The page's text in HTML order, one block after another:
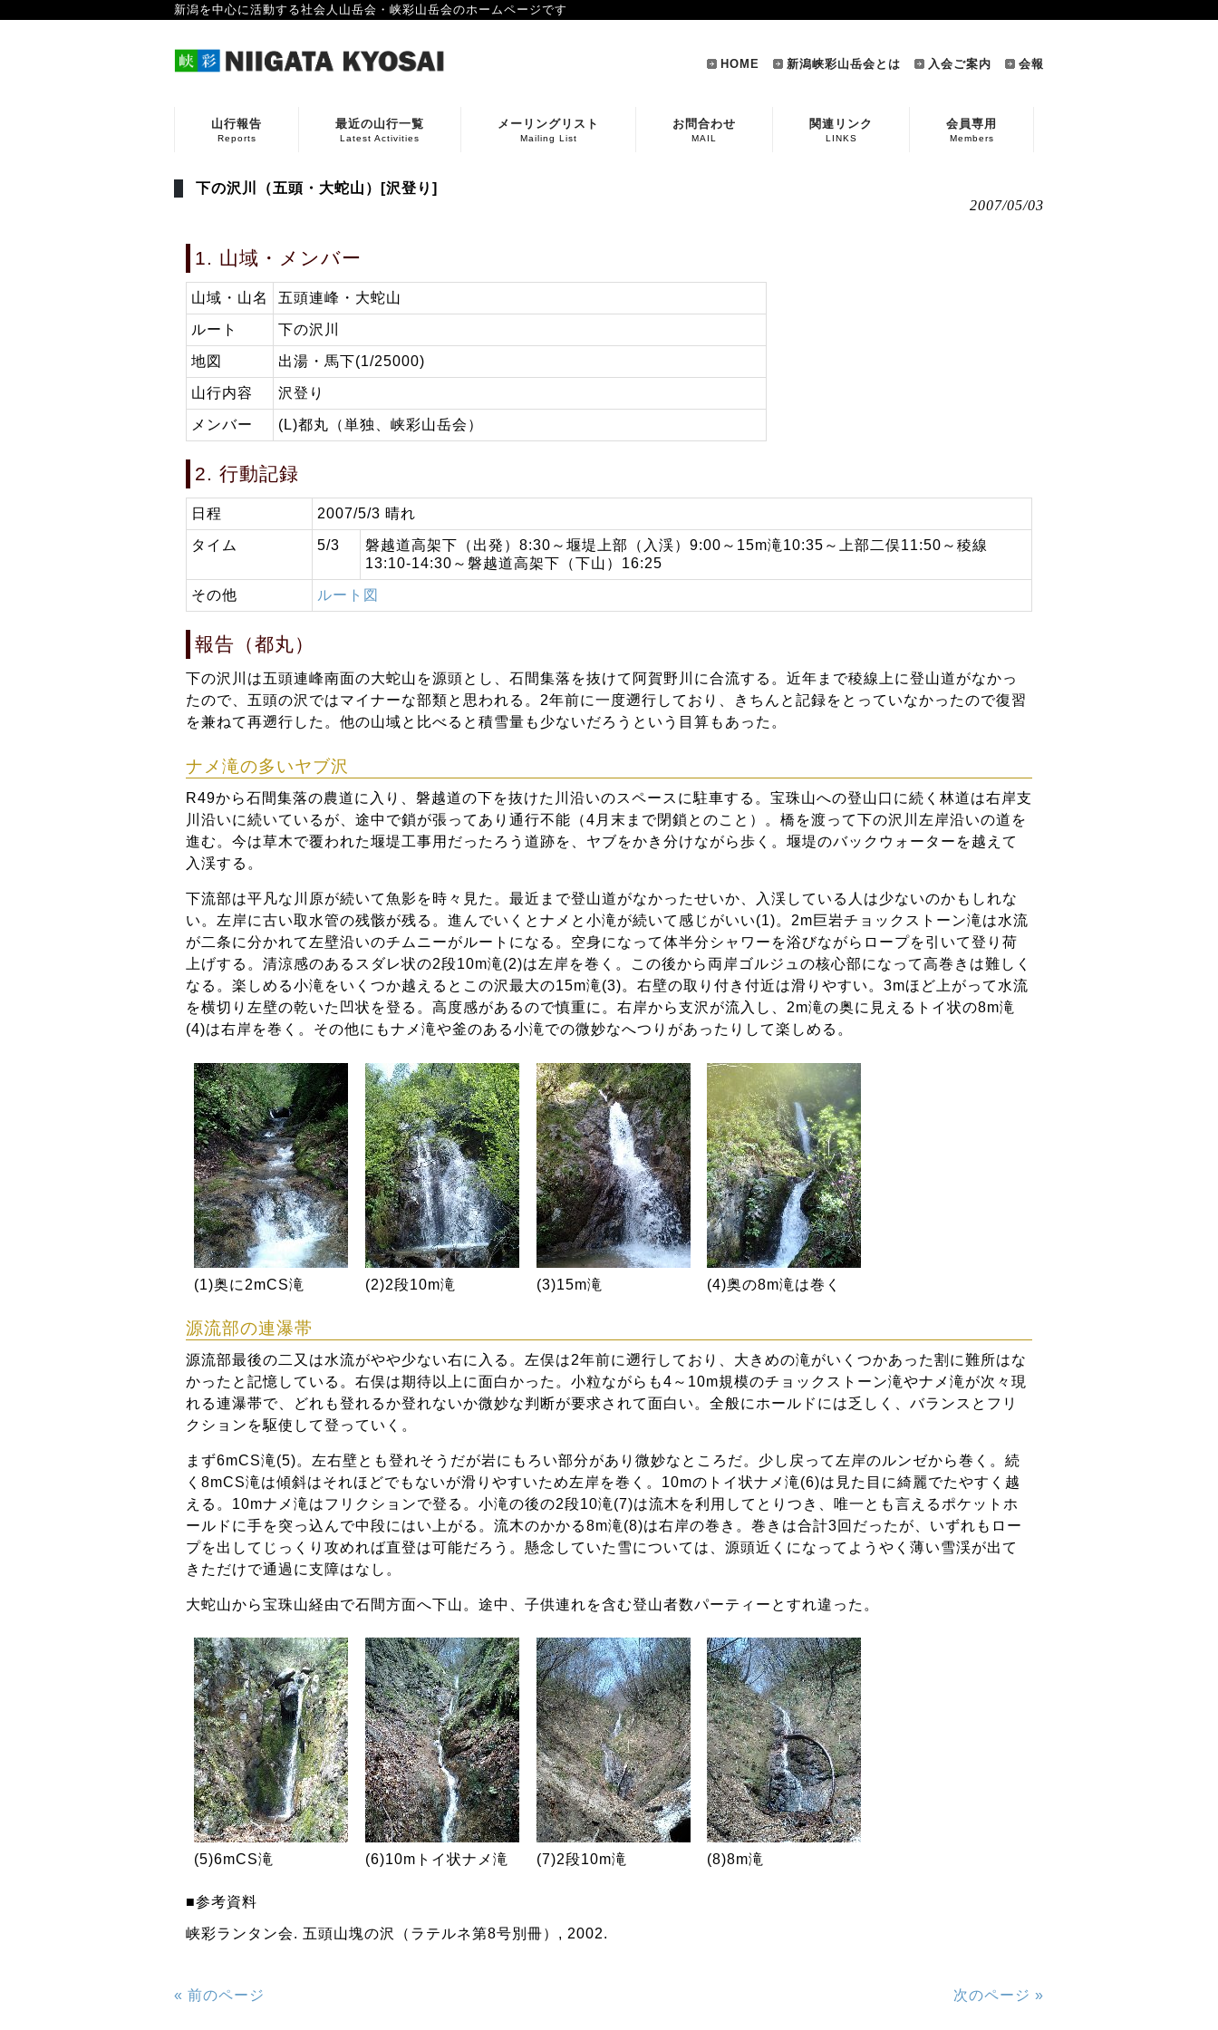
新潟を中心に活動する社会人山岳会・峡彩山岳会のホームページです
HOME 新潟峡彩山岳会とは 入会ご案内 会報
山行報告
Reports
最近の山行一覧
Latest Activities
メーリングリスト
Mailing List
お問合わせ
MAIL
関連リンク
LINKS
会員専用
Members
下の沢川（五頭・大蛇山）[沢登り]
2007/05/03
1. 山域・メンバー
山域・山名 五頭連峰・大蛇山
ルート 下の沢川
地図 出湯・馬下(1/25000)
山行内容 沢登り
メンバー (L)都丸（単独、峡彩山岳会）
2. 行動記録
日程 2007/5/3 晴れ
タイム 5/3
磐越道高架下（出発）8:30～堰堤上部（入渓）9:00～15m滝10:35～上部二俣11:50～稜線
13:10-14:30～磐越道高架下（下山）16:25
その他 ルート図
報告（都丸）
下の沢川は五頭連峰南面の大蛇山を源頭とし、石間集落を抜けて阿賀野川に合流する。近年まで稜線上に登山道がなかっ
たので、五頭の沢ではマイナーな部類と思われる。2年前に一度遡行しており、きちんと記録をとっていなかったので復習
を兼ねて再遡行した。他の山域と比べると積雪量も少ないだろうという目算もあった。
ナメ滝の多いヤブ沢
R49から石間集落の農道に入り、磐越道の下を抜けた川沿いのスペースに駐車する。宝珠山への登山口に続く林道は右岸支
川沿いに続いているが、途中で鎖が張ってあり通行不能（4月末まで閉鎖とのこと）。橋を渡って下の沢川左岸沿いの道を
進む。今は草木で覆われた堰堤工事用だったろう道跡を、ヤブをかき分けながら歩く。堰堤のバックウォーターを越えて
入渓する。
下流部は平凡な川原が続いて魚影を時々見た。最近まで登山道がなかったせいか、入渓している人は少ないのかもしれな
い。左岸に古い取水管の残骸が残る。進んでいくとナメと小滝が続いて感じがいい(1)。2m巨岩チョックストーン滝は水流
が二条に分かれて左壁沿いのチムニーがルートになる。空身になって体半分シャワーを浴びながらロープを引いて登り荷
上げする。清涼感のあるスダレ状の2段10m滝(2)は左岸を巻く。この後から両岸ゴルジュの核心部になって高巻きは難しく
なる。楽しめる小滝をいくつか越えるとこの沢最大の15m滝(3)。右壁の取り付き付近は滑りやすい。3mほど上がって水流
を横切り左壁の乾いた凹状を登る。高度感があるので慎重に。右岸から支沢が流入し、2m滝の奥に見えるトイ状の8m滝
(4)は右岸を巻く。その他にもナメ滝や釜のある小滝での微妙なへつりがあったりして楽しめる。
(1)奥に2mCS滝 (2)2段10m滝 (3)15m滝 (4)奥の8m滝は巻く
源流部の連瀑帯
源流部最後の二又は水流がやや少ない右に入る。左俣は2年前に遡行しており、大きめの滝がいくつかあった割に難所はな
かったと記憶している。右俣は期待以上に面白かった。小粒ながらも4～10m規模のチョックストーン滝やナメ滝が次々現
れる連瀑帯で、どれも登れるか登れないか微妙な判断が要求されて面白い。全般にホールドには乏しく、バランスとフリ
クションを駆使して登っていく。
まず6mCS滝(5)。左右壁とも登れそうだが岩にもろい部分があり微妙なところだ。少し戻って左岸のルンゼから巻く。続
く8mCS滝は傾斜はそれほどでもないが滑りやすいため左岸を巻く。10mのトイ状ナメ滝(6)は見た目に綺麗でたやすく越
える。10mナメ滝はフリクションで登る。小滝の後の2段10滝(7)は流木を利用してとりつき、唯一とも言えるポケットホ
ールドに手を突っ込んで中段にはい上がる。流木のかかる8m滝(8)は右岸の巻き。巻きは合計3回だったが、いずれもロー
プを出してじっくり攻めれば直登は可能だろう。懸念していた雪については、源頭近くになってようやく薄い雪渓が出て
きただけで通過に支障はなし。
大蛇山から宝珠山経由で石間方面へ下山。途中、子供連れを含む登山者数パーティーとすれ違った。
(5)6mCS滝 (6)10mトイ状ナメ滝 (7)2段10m滝 (8)8m滝
■参考資料
峡彩ランタン会. 五頭山塊の沢（ラテルネ第8号別冊）, 2002.
« 前のページ 次のページ »